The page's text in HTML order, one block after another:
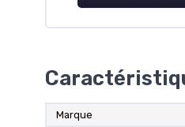
Marque